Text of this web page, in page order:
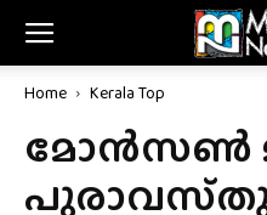
Home Kerala Top
മോൻസൺ
പുരാവസ്‌തു